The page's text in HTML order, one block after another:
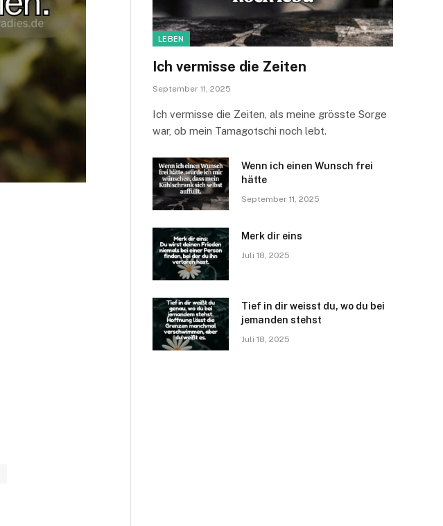
LEBEN
Ich vermisse die Zeiten
September 11, 2025
Ich vermisse die Zeiten, als meine grösste Sorge
war, ob mein Tamagotschi noch lebt.
Wenn ich einen Wunsch frei
hätte
September 11, 2025
Merk dir eins
Juli 18, 2025
Tief in dir weisst du, wo du bei
jemanden stehst
Juli 18, 2025